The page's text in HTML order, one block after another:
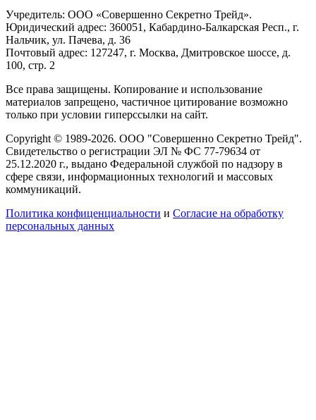
Учредитель: ООО «Совершенно Секретно Трейд».
Юридический адрес: 360051, Кабардино-Балкарская Респ., г.
Нальчик, ул. Пачева, д. 36
Почтовый адрес: 127247, г. Москва, Дмитровское шоссе, д.
100, стр. 2
Все права защищены. Копирование и использование
материалов запрещено, частичное цитирование возможно
только при условии гиперссылки на сайт.
Copyright © 1989-2026. ООО "Совершенно Секретно Трейд".
Свидетельство о регистрации ЭЛ № ФС 77-79634 от
25.12.2020 г., выдано Федеральной службой по надзору в
сфере связи, информационных технологий и массовых
коммуникаций.
Политика конфиценциальности и Согласие на обработку
персональных данных